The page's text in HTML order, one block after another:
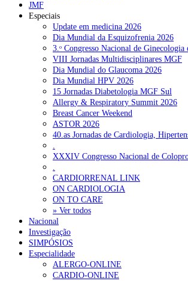
RECENTES
Quase 11.900 jovens recorreram aos
ULS de Coimbra estreia cirurgia
Enfermeiros exigem esclarecimentos sobre
Ordem dos Médicos alerta para riscos no
Portugal está a formar os médicos de que
MAIS LIDAS
Enfermagem Forense. “Da urgência
203 visualizações
JMF
Especiais
Update em medicina 2026
Dia Mundial da Esquizofrenia 2026
3.ᵒ Congresso Nacional de Ginecologia
VIII Jornadas Multidisciplinares MGF
Dia Mundial do Glaucoma 2026
Dia Mundial HPV 2026
15 Jornadas Diabetologia MGF Sul
Allergy & Respiratory Summit 2026
Breast Cancer Weekend
ASTOR 2026
40.as Jornadas de Cardiologia,
.
XXXIV Congresso Nacional de
.
CARDIORRENAL LINK
ON CARDIOLOGIA
ON TO CARE
» Ver todos
Nacional
Investigação
SIMPÓSIOS
Especialidade
ALERGO-ONLINE
CARDIO-ONLINE